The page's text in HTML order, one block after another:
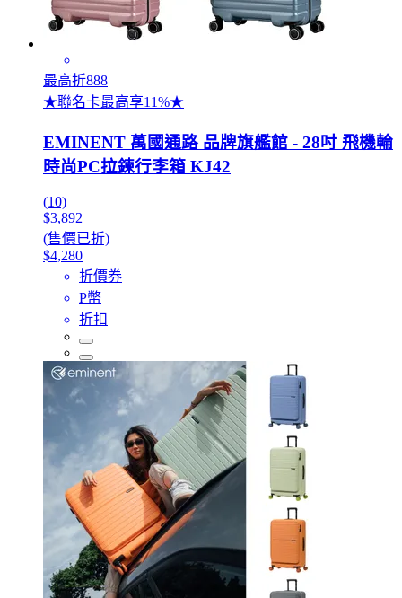
最高折888
★聯名卡最高享11%★
EMINENT 萬國通路 品牌旗艦館 - 28吋 飛機輪
時尚PC拉鍊行李箱 KJ42
(10)
$3,892
(售價已折)
$4,280
折價券
P幣
折扣